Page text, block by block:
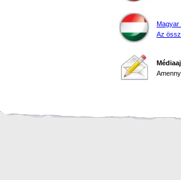
Magyar
Az